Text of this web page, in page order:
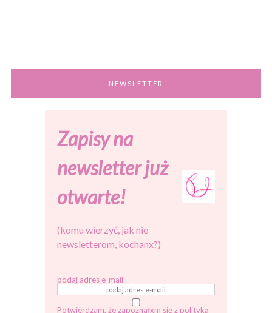
NEWSLETTER
Zapisy na
newsletter już
otwarte!
(komu wierzyć, jak nie
newsletterom, kochanx?)
podaj adres e-mail
Potwierdzam, że zapoznałxm się z polityką